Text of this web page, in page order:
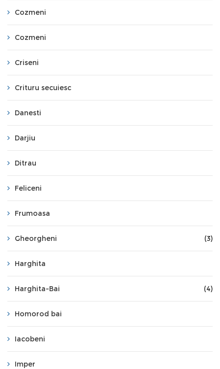
Cozmeni
Cozmeni
Criseni
Crituru secuiesc
Danesti
Darjiu
Ditrau
Feliceni
Frumoasa
Gheorgheni (3)
Harghita
Harghita-Bai (4)
Homorod bai
Iacobeni
Imper